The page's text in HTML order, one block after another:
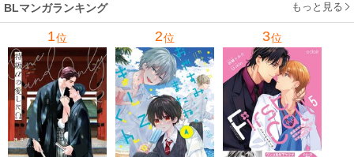
BLマンガランキング もっと見る
1位 2位 3位